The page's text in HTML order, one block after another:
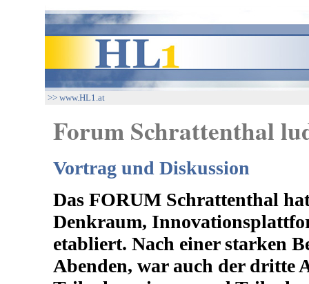
>> www.HL1.at
Forum Schrattenthal
Vortrag und Diskussion
Das FORUM Schrattenthal
Denkraum,
etabliert. Nach einer starken
Abenden, war auch der dritte